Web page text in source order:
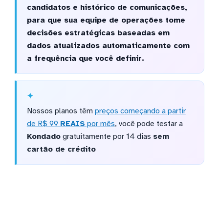
candidatos e histórico de comunicações,
para que sua equipe de operações tome
decisões estratégicas baseadas em
dados atualizados automaticamente com
a frequência que você definir.
Nossos planos têm preços começando a partir
de R$ 99 REAIS por mês, você pode testar a
Kondadogratuitamente por 14 dias sem
cartão de crédito